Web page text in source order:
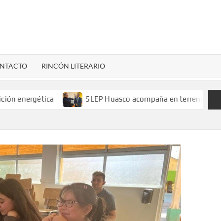
RINCÓN LITERARIO
SLEP Huasco acompaña en terreno el retorno a